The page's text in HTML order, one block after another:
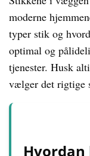
moderne
typer stik og
optimal og
tjenester. Husk
vælger det rigtige